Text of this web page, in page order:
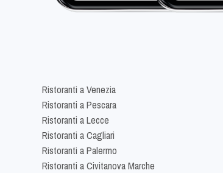
Ristoranti a Venezia
Ristoranti a Pescara
Ristoranti a Lecce
Ristoranti a Cagliari
Ristoranti a Palermo
Ristoranti a Civitanova Marche